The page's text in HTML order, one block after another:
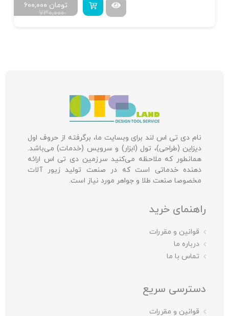
۷۳۰,۰۰۰
۶۰۰,۰۰۰ تومان
نام دی تی اس لند برای وبسایت ما، برگرفته از حروف اول
دیزاین (طراحی)، تول (ابزار) و سرویس (خدمات) می‌باشد.
همانطور که ملاحظه می‌کنید سرزمین دی تی اس ارائه
دهنده خدماتی است که در صنعت تولید زیور آلات
مخصوصا صنعت طلا و جواهر مورد نیاز است.
راهنمای خرید
قوانین و مقررات
درباره ما
تماس با ما
دسترسی سریع
قوانین و مقررات